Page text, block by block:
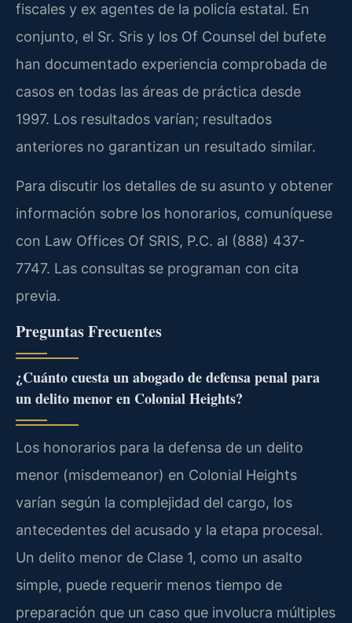
fiscales y ex agentes de la policía estatal. En
conjunto, el Sr. Sris y los Of Counsel del bufete
han documentado experiencia comprobada de
casos en todas las áreas de práctica desde
1997. Los resultados varían; resultados
anteriores no garantizan un resultado similar.
Para discutir los detalles de su asunto y obtener
información sobre los honorarios, comuníquese
con Law Offices Of SRIS, P.C. al (888) 437-
7747. Las consultas se programan con cita
previa.
Preguntas Frecuentes
¿Cuánto cuesta un abogado de defensa penal para
un delito menor en Colonial Heights?
Los honorarios para la defensa de un delito
menor (misdemeanor) en Colonial Heights
varían según la complejidad del cargo, los
antecedentes del acusado y la etapa procesal.
Un delito menor de Clase 1, como un asalto
simple, puede requerir menos tiempo de
preparación que un caso que involucra múltiples